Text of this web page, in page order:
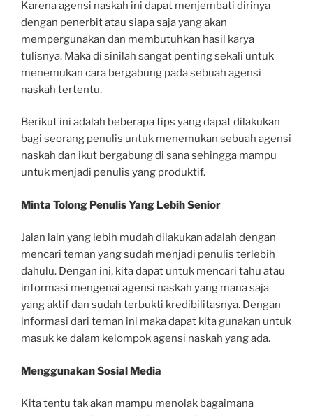
Karena agensi naskah ini dapat menjembati dirinya
dengan penerbit atau siapa saja yang akan
mempergunakan dan membutuhkan hasil karya
tulisnya. Maka di sinilah sangat penting sekali untuk
menemukan cara bergabung pada sebuah agensi
naskah tertentu.
Berikut ini adalah beberapa tips yang dapat dilakukan
bagi seorang penulis untuk menemukan sebuah agensi
naskah dan ikut bergabung di sana sehingga mampu
untuk menjadi penulis yang produktif.
Minta Tolong Penulis Yang Lebih Senior
Jalan lain yang lebih mudah dilakukan adalah dengan
mencari teman yang sudah menjadi penulis terlebih
dahulu. Dengan ini, kita dapat untuk mencari tahu atau
informasi mengenai agensi naskah yang mana saja
yang aktif dan sudah terbukti kredibilitasnya. Dengan
informasi dari teman ini maka dapat kita gunakan untuk
masuk ke dalam kelompok agensi naskah yang ada.
Menggunakan Sosial Media
Kita tentu tak akan mampu menolak bagaimana